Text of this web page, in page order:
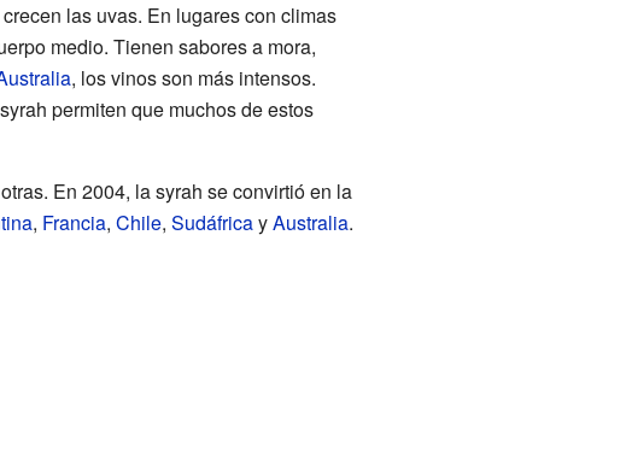
las uvas. En lugares con climas
medio. Tienen sabores a mora,
, los vinos son más intensos.
permiten que muchos de estos
En 2004, la syrah se convirtió en la
, Francia, Chile, SudáfricayAustralia.